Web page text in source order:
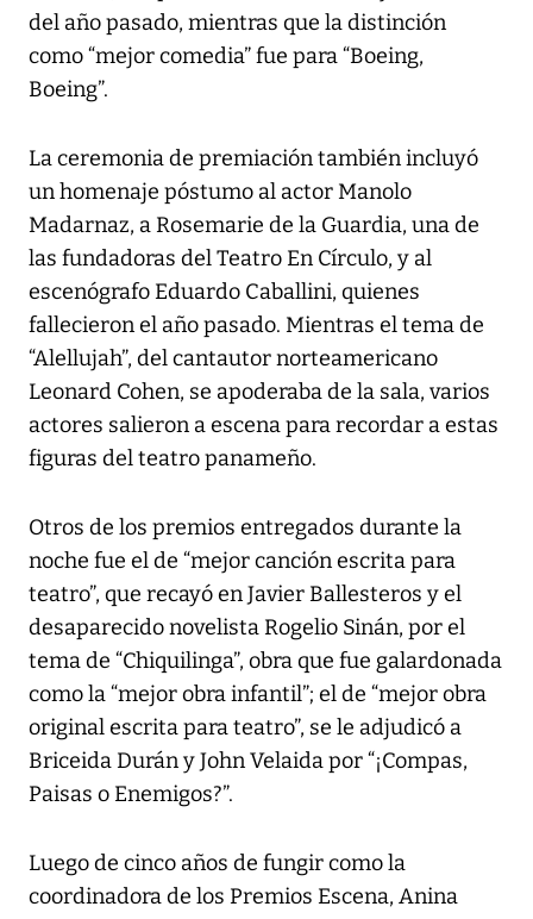
del año pasado, mientras que la distinción
como “mejor comedia” fue para “Boeing,
Boeing”.
La ceremonia de premiación también incluyó
un homenaje póstumo al actor Manolo
Madarnaz, a Rosemarie de la Guardia, una de
las fundadoras del Teatro En Círculo, y al
escenógrafo Eduardo Caballini, quienes
fallecieron el año pasado. Mientras el tema de
“Alellujah”, del cantautor norteamericano
Leonard Cohen, se apoderaba de la sala, varios
actores salieron a escena para recordar a estas
figuras del teatro panameño.
Otros de los premios entregados durante la
noche fue el de “mejor canción escrita para
teatro”, que recayó en Javier Ballesteros y el
desaparecido novelista Rogelio Sinán, por el
tema de “Chiquilinga”, obra que fue galardonada
como la “mejor obra infantil”; el de “mejor obra
original escrita para teatro”, se le adjudicó a
Briceida Durán y John Velaida por “¡Compas,
Paisas o Enemigos?”.
Luego de cinco años de fungir como la
coordinadora de los Premios Escena, Anina